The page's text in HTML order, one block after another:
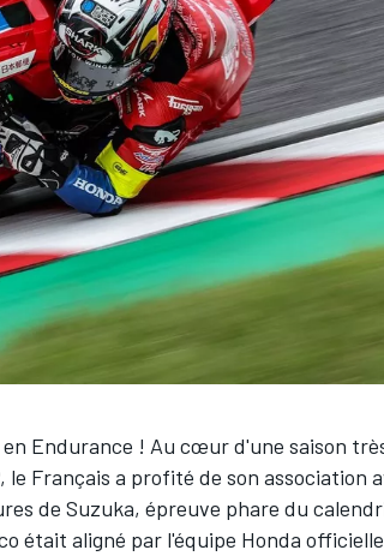
Endurance ! Au cœur d'une saison
le Français a profité de son association
de Suzuka, épreuve phare du
était aligné par l'équipe Honda